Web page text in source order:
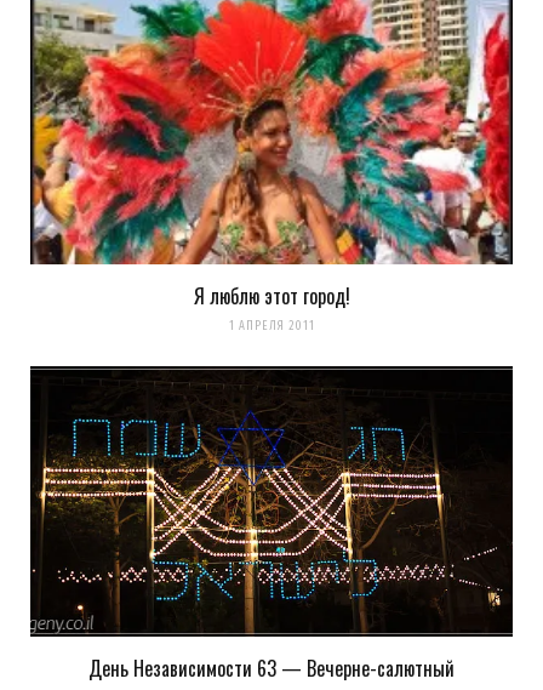
Я люблю этот город!
1 АПРЕЛЯ 2011
День Независимости 63 — Вечерне-салютный